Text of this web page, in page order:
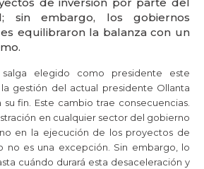
de inversión por parte del
sin embargo, los gobiernos
equilibraron la balanza con un
elegido como presidente este
gestión del actual presidente Ollanta
su fin. Este cambio trae consecuencias.
en cualquier sector del gobierno
en la ejecución de los proyectos de
no es una excepción. Sin embargo, lo
cuándo durará esta desaceleración y